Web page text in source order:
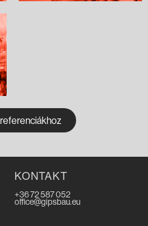
KONTAKT
+36 72 587 052
office@gipsbau.eu